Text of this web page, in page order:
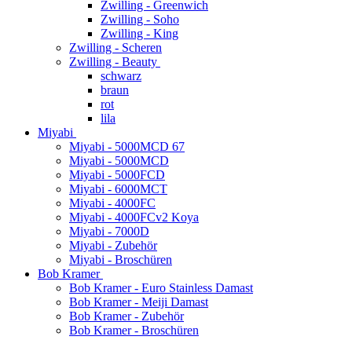
Zwilling - Greenwich
Zwilling - Soho
Zwilling - King
Zwilling - Scheren
Zwilling - Beauty
schwarz
braun
rot
lila
Miyabi
Miyabi - 5000MCD 67
Miyabi - 5000MCD
Miyabi - 5000FCD
Miyabi - 6000MCT
Miyabi - 4000FC
Miyabi - 4000FCv2 Koya
Miyabi - 7000D
Miyabi - Zubehör
Miyabi - Broschüren
Bob Kramer
Bob Kramer - Euro Stainless Damast
Bob Kramer - Meiji Damast
Bob Kramer - Zubehör
Bob Kramer - Broschüren